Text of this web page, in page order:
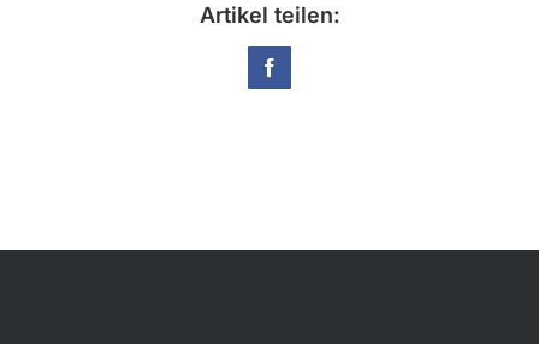
Artikel teilen:
Facebook